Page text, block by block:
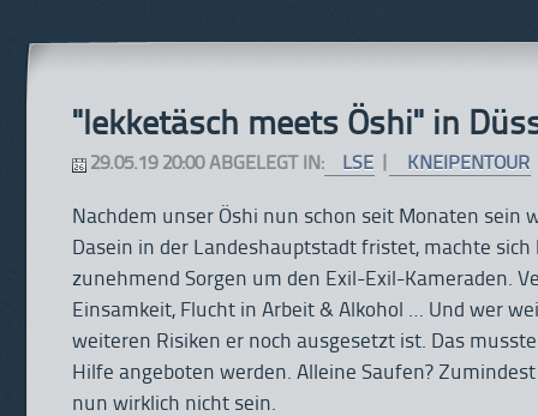
"lekketäsch meets Öshi" in
29.05.19 20:00 ABGELEGT IN: LSE KNEIPENTOUR
Nachdem unser Öshi nun schon seit Monaten sein
Dasein in der Landeshauptstadt fristet, machte sich
zunehmend Sorgen um den Exil-Exil-Kameraden.
Einsamkeit, Flucht in Arbeit & Alkohol … Und wer
weiteren Risiken er noch ausgesetzt ist. Das
Hilfe angeboten werden. Alleine Saufen?
nun wirklich nicht sein.